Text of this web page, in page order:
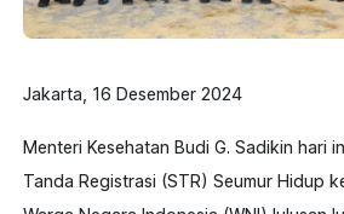
Jakarta, 16 Desember 2024
Menteri Kesehatan Budi G. Sadikin hari
Tanda Registrasi (STR) Seumur Hidup